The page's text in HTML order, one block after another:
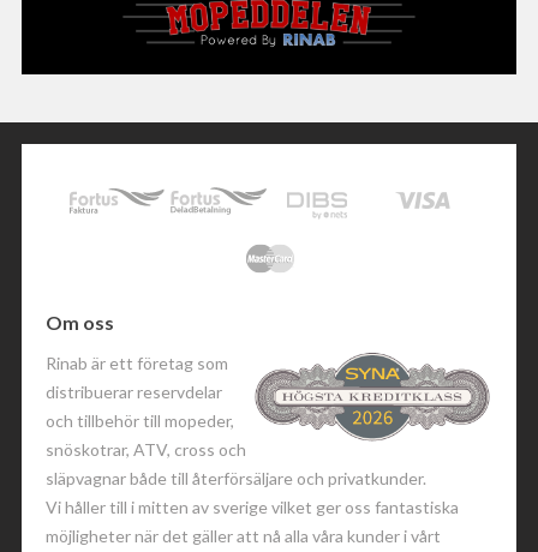
Om oss
Rinab är ett företag som
distribuerar reservdelar
och tillbehör till mopeder,
snöskotrar, ATV, cross och
släpvagnar både till återförsäljare och privatkunder.
Vi håller till i mitten av sverige vilket ger oss fantastiska
möjligheter när det gäller att nå alla våra kunder i vårt